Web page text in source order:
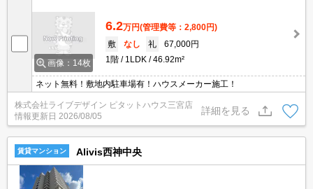
画像：14枚
6.2万円(管理費等：2,800円)
敷
なし 礼
67,000円
1階
1LDK 46.92m²
ネット無料！敷地内駐車場有！ハウスメーカー施工！
株式会社ライブデザイン ピタットハウス三宮店
情報更新日 2026/08/05
詳細を見る
賃貸マンション Alivis西神中央